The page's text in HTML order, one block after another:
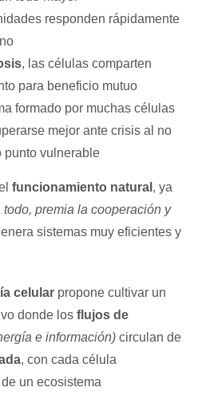
responden rápidamente
, las células comparten
para beneficio mutuo
formado por muchas células
mejor ante crisis al no
punto vulnerable
funcionamiento natural , ya
premia la cooperación y
sistemas muy eficientes y
celular propone cultivar un
donde losflujos de
e información) circulan de
, con cada célula
un ecosistema